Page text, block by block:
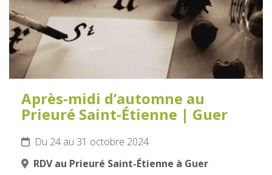
Après-midi d’automne au
Prieuré Saint-Étienne | Guer
Du 24 au 31 octobre 2024
RDV au Prieuré Saint-Étienne à Guer